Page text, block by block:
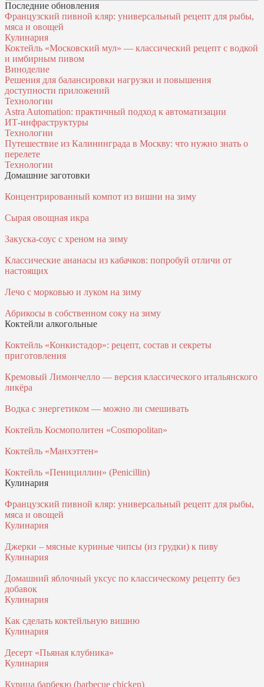
Последние обновления
Французский пивной кляр: универсальный рецепт для рыбы,
мяса и овощей
Кулинария
Коктейль «Московский мул» — классический рецепт с водкой
и имбирным пивом
Виноделие
Решения для балансировки нагрузки и повышения
доступности приложений
Технологии
Astra Automation: практичный подход к автоматизации
ИТ‑инфраструктуры
Технологии
Путешествие из Калининграда в Москву: что нужно знать о
перелете
Технологии
Домашние заготовки
Концентрированный компот из вишни на зиму
Сырая овощная икра
Закуска-соус с хреном на зиму
Классические ананасы из кабачков: попробуй отличи от
настоящих
Лечо с морковью и луком на зиму
Абрикосы в собственном соку на зиму
Коктейли алкогольные
Коктейль «Конкистадор»: рецепт, состав и секреты
приготовления
Кремовый Лимончелло — версия классического итальянского
ликёра
Водка с энергетиком — можно ли смешивать
Коктейль Космополитен «Cosmopolitan»
Коктейль «Манхэттен»
Коктейль «Пенициллин» (Penicillin)
Кулинария
Французский пивной кляр: универсальный рецепт для рыбы,
мяса и овощей
Кулинария
Джерки – мясные куриные чипсы (из грудки) к пиву
Кулинария
Домашний яблочный уксус по классическому рецепту без
добавок
Кулинария
Как сделать коктейльную вишню
Кулинария
Десерт «Пьяная клубника»
Кулинария
Курица барбекю (barbecue chicken)